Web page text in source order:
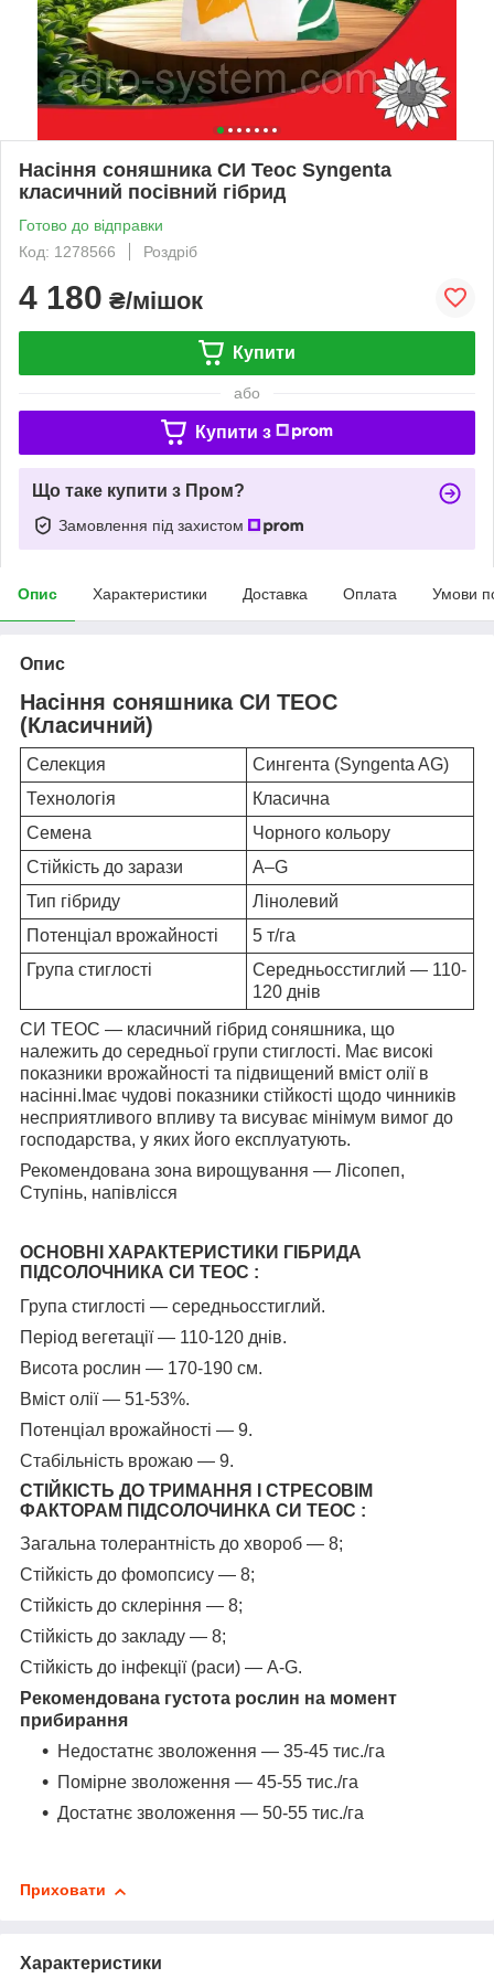
Насіння соняшника СИ Теос Syngenta
класичний посівний гібрид
Готово до відправки
Код: 1278566
Роздріб
4 180 ₴/мішок
Купити
або
Купити з
Що таке купити з Пром?
Замовлення під захистом
Опис Характеристики Доставка Оплата Умови
Опис
Насіння соняшника СИ ТЕОС
(Класичний)
Селекция
Сингента (Syngenta AG)
Технологія
Класична
Семена
Чорного кольору
Стійкість до зарази
A–G
Тип гібриду
Лінолевий
Потенціал врожайності
5 т/га
Група стиглості
Середньосстиглий — 110-
120 днів
СИ ТЕОС — класичний гібрид соняшника, що
належить до середньої групи стиглості. Має високі
показники врожайності та підвищений вміст олії в
насінні.Імає чудові показники стійкості щодо чинників
несприятливого впливу та висуває мінімум вимог до
господарства, у яких його експлуатують.
Рекомендована зона вирощування — Лісопеп,
Ступінь, напівлісся
ОСНОВНІ ХАРАКТЕРИСТИКИ ГІБРИДА
ПІДСОЛОЧНИКА СИ ТЕОС :
Група стиглості — середньосстиглий.
Період вегетації — 110-120 днів.
Висота рослин — 170-190 см.
Вміст олії — 51-53%.
Потенціал врожайності — 9.
Стабільність врожаю — 9.
СТІЙКІСТЬ ДО ТРИМАННЯ І СТРЕСОВІМ
ФАКТОРАМ ПІДСОЛОЧИНКА СИ ТЕОС :
Загальна толерантність до хвороб — 8;
Стійкість до фомопсису — 8;
Стійкість до склеріння — 8;
Стійкість до закладу — 8;
Стійкість до інфекції (раси) — A-G.
Рекомендована густота рослин на момент
прибирання
Недостатнє зволоження — 35-45 тис./га
Помірне зволоження — 45-55 тис./га
Достатнє зволоження — 50-55 тис./га
Приховати
Характеристики